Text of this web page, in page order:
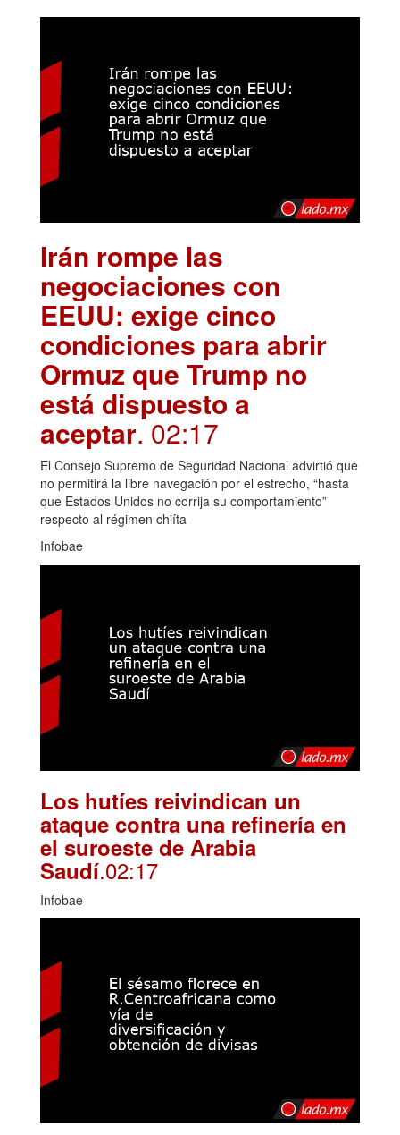
Irán rompe las
negociaciones con
EEUU: exige cinco
condiciones para abrir
Ormuz que Trump no
está dispuesto a
aceptar. 02:17
El Consejo Supremo de Seguridad Nacional advirtió que
no permitirá la libre navegación por el estrecho, “hasta
que Estados Unidos no corrija su comportamiento”
respecto al régimen chiíta
Infobae
Los hutíes reivindican un
ataque contra una refinería en
el suroeste de Arabia
Saudí.02:17
Infobae